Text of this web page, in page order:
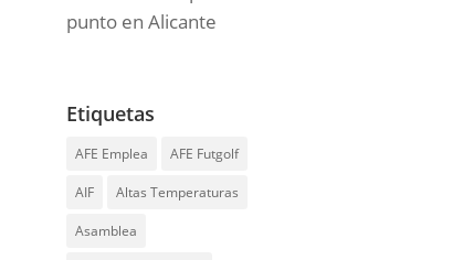
punto en Alicante
Etiquetas
AFE Emplea AFE Futgolf
AIF Altas Temperaturas
Asamblea